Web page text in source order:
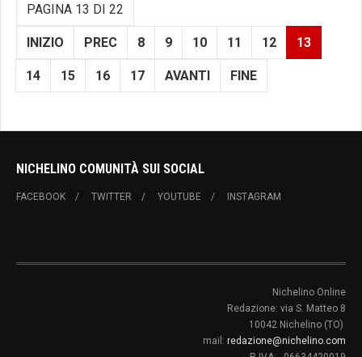
PAGINA 13 DI 22
INIZIO PREC 8 9 10 11 12 13
14 15 16 17 AVANTI FINE
NICHELINO COMUNITÀ SUI SOCIAL
FACEBOOK TWITTER YOUTUBE INSTAGRAM
Nichelino Online
Redazione: via S. Matteo 8
10042 Nichelino (TO)
mail: redazione@nichelino.com